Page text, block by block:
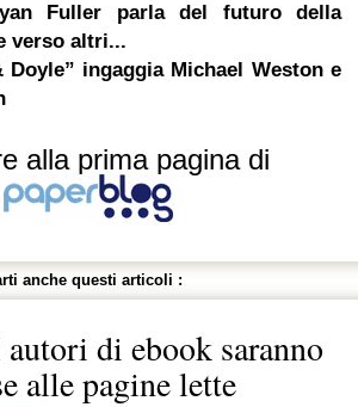
Fuller parla del futuro della
verso altri...
Doyle” ingaggia Michael Weston e
alla prima pagina di
anche questi articoli :
di ebook saranno
alle pagine lette